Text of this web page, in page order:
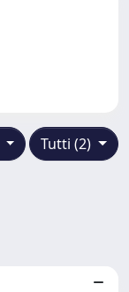
Tutti (2)